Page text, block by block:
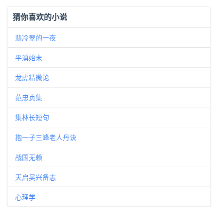
猜你喜欢的小说
翡冷翠的一夜
平滇始末
龙虎精微论
范忠贞集
集林长短句
抱一子三峰老人丹诀
战国无赖
天启吴兴备志
心理学